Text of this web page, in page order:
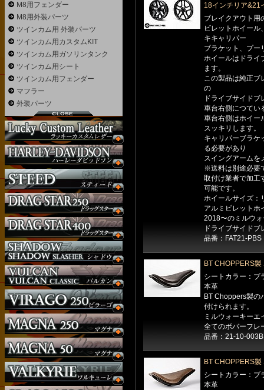
18インチリア&21
ブレイクアウト用
ビレットホイール
キキャリパー
ブラケット、プー
ホイールはドライ
ます。
この製品は純正ブ
の
ドライブサイド
車台右側につてい
車台右側はホイー
スッキリします。
キャリパーブラケ
る必要があり
スイングアームを
※送料は別途必要
取付け業者で加工
可能です。
ホイールサイズ：
アルミビレットホ
2018〜のミルウ
ドライブサイド
品番：FAT21-PBS
BT CHOPPERS
シートカラー：ブ
本革
BT Choppers製の
付けられます。
ミルウォーキー
全てのボバーフレ
品番：21-10-
BT CHOPPERS
シートカラー：ブ
本革
M8用フェンダー
M8用外装パーツ
ツインカム用 外装パーツ
ツインカム用カスタムKIT
ツインカム用ガソリンタンク
ツインカム用シート
ツインカム用フェンダー
マフラー
外装パーツ